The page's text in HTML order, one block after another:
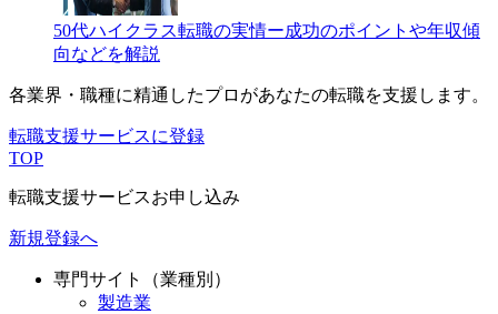
50代ハイクラス転職の実情ー成功のポイントや年収傾
向などを解説
各業界・職種に精通したプロがあなたの転職を支援します。
転職支援サービスに登録
TOP
転職支援サービスお申し込み
新規登録へ
専門サイト（業種別）
製造業